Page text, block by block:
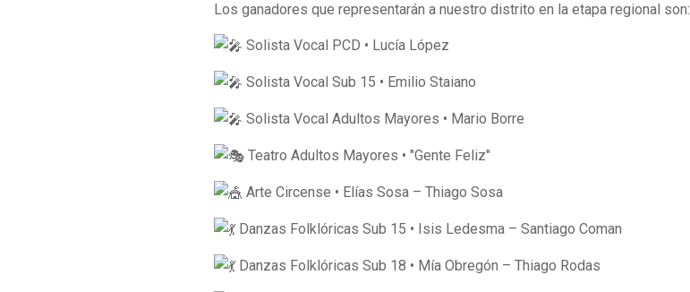
Los ganadores que representarán a nuestro distrito en la etapa regional son:
Solista Vocal PCD • Lucía López
Solista Vocal Sub 15 • Emilio Staiano
Solista Vocal Adultos Mayores • Mario Borre
Teatro Adultos Mayores • "Gente Feliz"
Arte Circense • Elías Sosa – Thiago Sosa
Danzas Folklóricas Sub 15 • Isis Ledesma – Santiago Coman
Danzas Folklóricas Sub 18 • Mía Obregón – Thiago Rodas